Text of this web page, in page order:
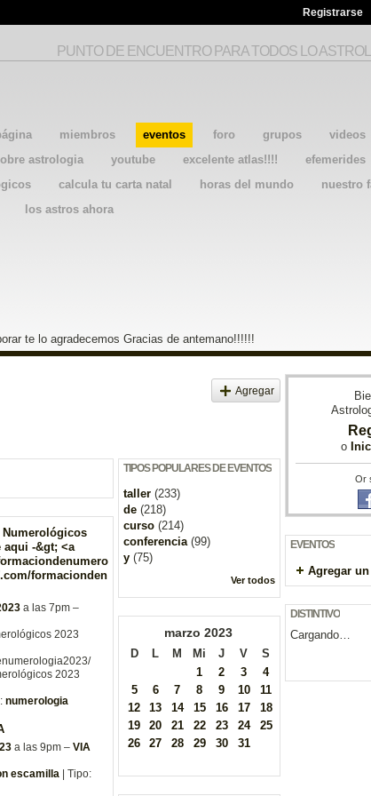
Registrarse
miembros eventos foro grupos videos
astrologia youtube excelente atlas!!!!
efemerides
calcula tu carta natal horas del mundo
nuestro
los astros ahora
PUNTO DE ENCUENTRO PARA TODOS LO
te lo agradecemos Gracias de antemano!!!!!!
Agregar
Numerológicos
aqui -&gt; <a
formacionden
a las 7pm –
2023
2023
numerologia
a las 9pm – VIA
escamilla | Tipo:
TIPOS POPULARES DE EVENTOS
taller (233)
de (218)
curso (214)
conferencia(99)
y (75)
Ver todos
marzo 2023
D L M Mi J V
S
1
2 3
4
5
6 7 8 9 10
11
12
13 14 15 16 17
18
19
20 21 22 23 24
25
26
27 28 29 30 31
o
Or
EVENTOS
Agregar
DISTINTIVO
Cargando…